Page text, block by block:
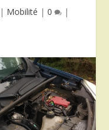
| Mobilité | 0 |